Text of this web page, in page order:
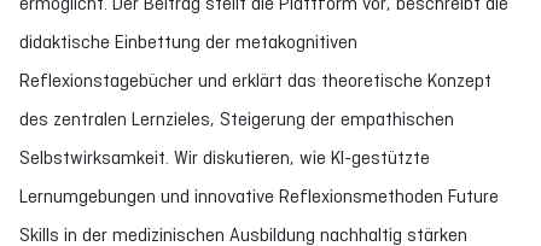
didaktische Einbettung der metakognitiven
Reflexionstagebücher und erklärt das theoretische Konzept
des zentralen Lernzieles, Steigerung der empathischen
Selbstwirksamkeit. Wir diskutieren, wie KI-gestützte
Lernumgebungen und innovative Reflexionsmethoden Future
Skills in der medizinischen Ausbildung nachhaltig stärken